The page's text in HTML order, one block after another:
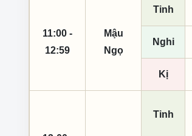
11:00 -
12:59
Mậu
Ngọ
Tinh
Nghi
Kị
Tinh